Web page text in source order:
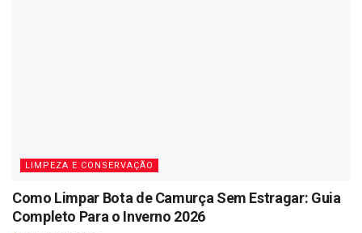
LIMPEZA E CONSERVAÇÃO
Como Limpar Bota de Camurça Sem Estragar: Guia
Completo Para o Inverno 2026